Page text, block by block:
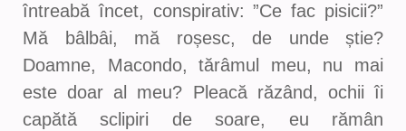
întreabă încet, conspirativ: ”Ce fac pisicii?”
Mă bâlbâi, mă roșesc, de unde știe?
Doamne, Macondo, tărâmul meu, nu mai
este doar al meu? Pleacă răzând, ochii îi
capătă sclipiri de soare, eu rămân